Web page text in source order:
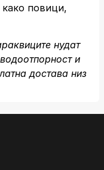
повици,
нудат
и
достава низ